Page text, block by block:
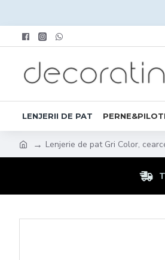
LENJERII DE PAT
Lenjerie de pat Gri Color,